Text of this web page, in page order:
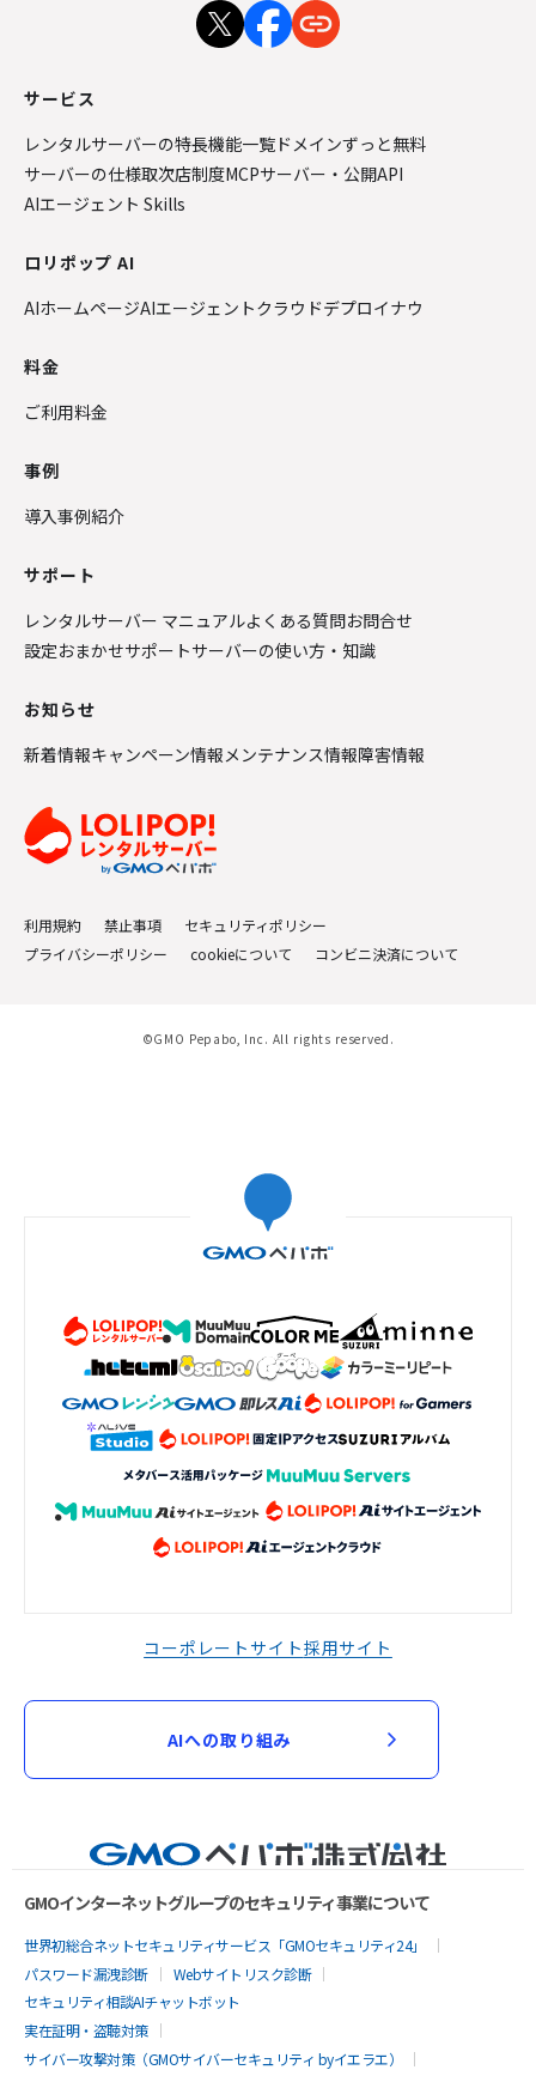
サービス
レンタルサーバーの特長機能一覧 ドメインずっと無料
サーバーの仕様取次店制度MCPサーバー・公開API
AIエージェント Skills
ロリポップ AI
AIホームページAIエージェントクラウドデプロイナウ
料金
ご利用料金
事例
導入事例紹介
サポート
レンタルサーバー マニュアルよくある質問お問合せ
設定おまかせサポートサーバーの使い方・知識
お知らせ
新着情報キャンペーン情報メンテナンス情報障害情報
利用規約 禁止事項
セキュリティポリシー
プライバシーポリシー
cookieについて コンビニ決済について
©GMO Pepabo, Inc. All rights reserved.
コーポレートサイト採用サイト
AIへの取り組み
GMOインターネットグループのセキュリティ事業について
世界初総合ネットセキュリティサービス「GMOセキュリティ24」
パスワード漏洩診断
Webサイトリスク診断
セキュリティ相談AIチャットボット
実在証明・盗聴対策
サイバー攻撃対策（GMOサイバーセキュリティ byイエラエ）